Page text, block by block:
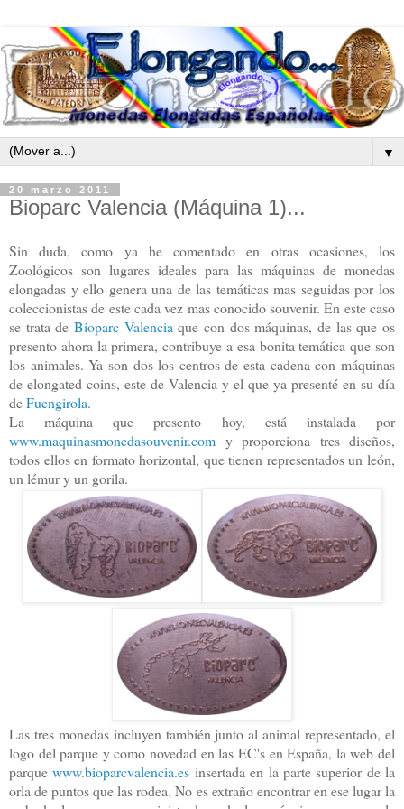
▼
20 marzo 2011
Bioparc Valencia (Máquina 1)...
Sin duda, como ya he comentado en otras ocasiones, los
Zoológicos son lugares ideales para las máquinas de monedas
elongadas y ello genera una de las temáticas mas seguidas por los
coleccionistas de este cada vez mas conocido souvenir. En este caso
se trata de Bioparc Valencia que con dos máquinas, de las que os
presento ahora la primera, contribuye a esa bonita temática que son
los animales. Ya son dos los centros de esta cadena con máquinas
de elongated coins, este de Valencia y el que ya presenté en su día
deFuengirola.
La máquina que presento hoy, está instalada por
www.maquinasmonedasouvenir.com y proporciona tres diseños,
todos ellos en formato horizontal, que tienen representados un león,
un lémur y un gorila.
Las tres monedas incluyen también junto al animal representado, el
logo del parque y como novedad en las EC's en España, la web del
parquewww.bioparcvalencia.es insertada en la parte superior de la
orla de puntos que las rodea. No es extraño encontrar en ese lugar la